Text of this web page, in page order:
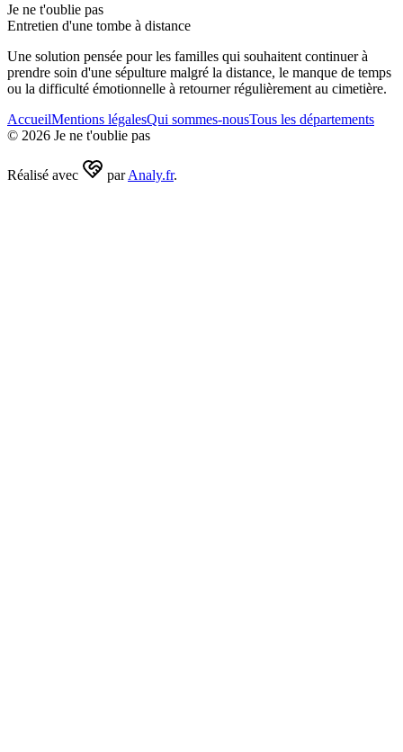
Je ne t'oublie pas
Entretien d'une tombe à distance
Une solution pensée pour les familles qui souhaitent continuer à
prendre soin d'une sépulture malgré la distance, le manque de temps
ou la difficulté émotionnelle à retourner régulièrement au cimetière.
AccueilMentions légalesQui sommes-nousTous les départements
© 2026 Je ne t'oublie pas
Réalisé avec par Analy.fr.